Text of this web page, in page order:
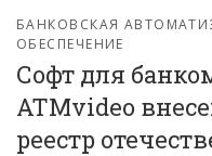
БАНКОВСКАЯ
ОБЕСПЕЧЕНИЕ
Софт для
ATMvideo
реестр